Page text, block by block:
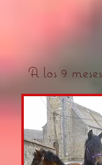
A los 9 meses